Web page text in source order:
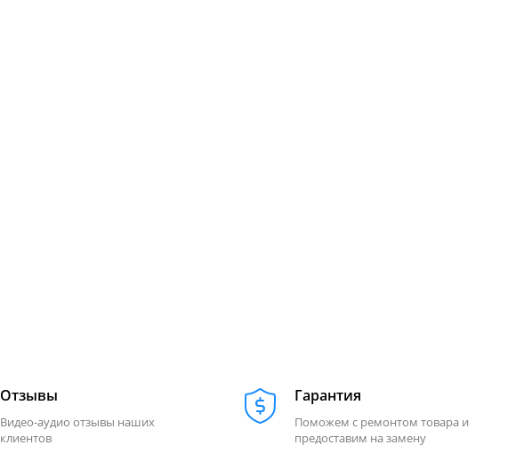
Отзывы
Видео-аудио отзывы наших
клиентов
Гарантия
Поможем с ремонтом товара и
предоставим на замену